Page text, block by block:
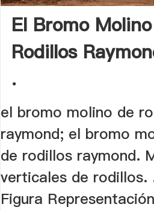
El Bromo
Rodillos
.
el bromo molino de
raymond; el bromo
de rodillos raymond.
verticales de rodillos.
Figura Representación